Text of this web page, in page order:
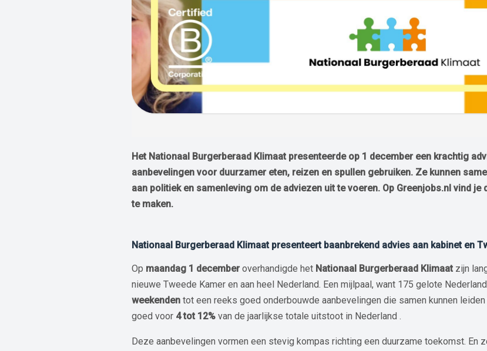
Het Nationaal Burgerberaad Klimaat presenteerde op 1 december een krachtig
aanbevelingen voor duurzamer eten, reizen en spullen gebruiken. Ze kunnen
aan politiek en samenleving om de adviezen uit te voeren. Op Greenjobs.nl vind
te maken.
Nationaal Burgerberaad Klimaat presenteert baanbrekend advies aan kabinet en
Op maandag 1 decemberoverhandigde het Nationaal Burgerberaad Klimaat zijn
nieuwe Tweede Kamer en aan heel Nederland. Een mijlpaal, want 175 gelote
weekenden tot een reeks goed onderbouwde aanbevelingen die samen kunnen
goed voor 4 tot 12% van de jaarlijkse totale uitstoot in Nederland .
Deze aanbevelingen vormen een stevig kompas richting een duurzame toekomst. En